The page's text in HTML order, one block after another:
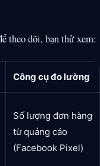
theo dõi, bạn thử xem:
Công cụ đo lường
Số lượng đơn hàng
từ quảng cáo
(Facebook Pixel)